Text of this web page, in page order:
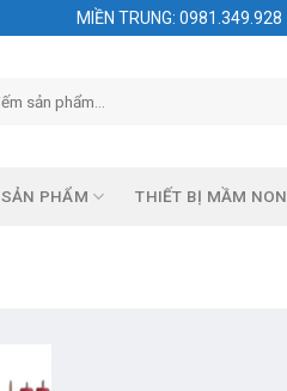
MIỀN TRUNG: 0981.349.928
SẢN PHẨM THIẾT BỊ MẦM NON